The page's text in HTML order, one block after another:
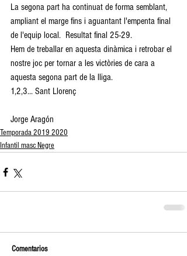
La segona part ha continuat de forma semblant,
ampliant el marge fins i aguantant l'empenta final
de l'equip local.  Resultat final 25-29.
Hem de treballar en aquesta dinàmica i retrobar el
nostre joc per tornar a les victòries de cara a
aquesta segona part de la lliga.
1,2,3... Sant Llorenç
Jorge Aragón
Temporada 2019 2020
Infantil masc Negre
Comentarios